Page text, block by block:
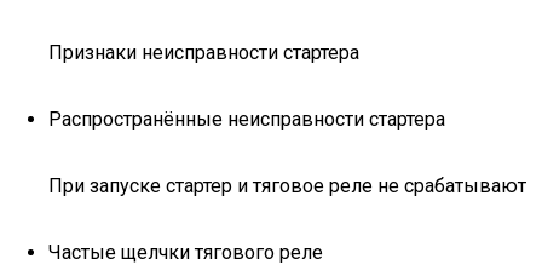
Признаки неисправности стартера
Распространённые неисправности стартера
При запуске стартер и тяговое реле не срабатывают
Частые щелчки тягового реле